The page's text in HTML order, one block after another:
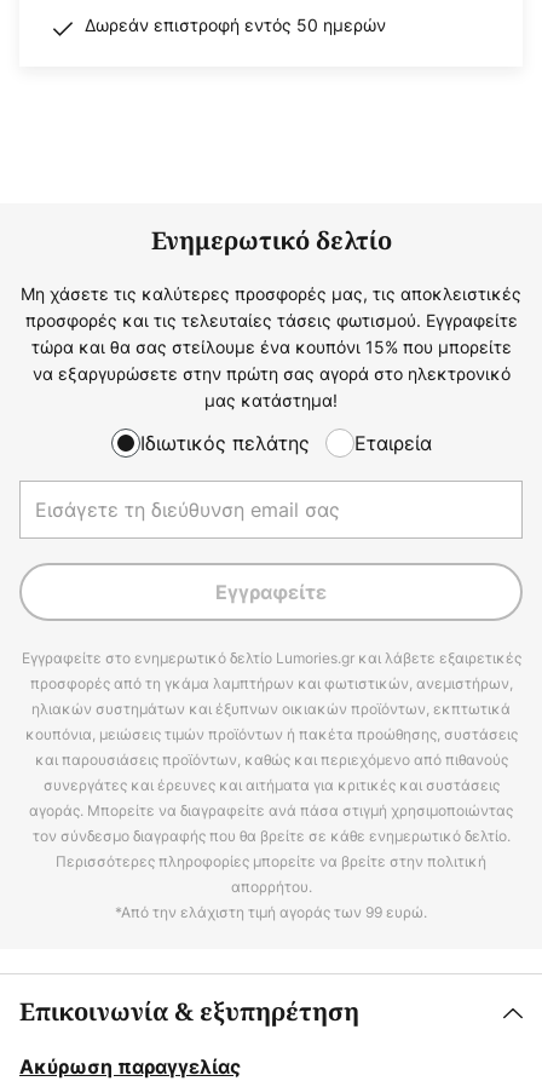
Δωρεάν επιστροφή εντός 50 ημερών
Ενημερωτικό δελτίο
Μη χάσετε τις καλύτερες προσφορές μας, τις αποκλειστικές
προσφορές και τις τελευταίες τάσεις φωτισμού. Εγγραφείτε
τώρα και θα σας στείλουμε ένα κουπόνι 15% που μπορείτε
να εξαργυρώσετε στην πρώτη σας αγορά στο ηλεκτρονικό
μας κατάστημα!
Ιδιωτικός πελάτης Εταιρεία
Εγγραφείτε
Εγγραφείτε στο ενημερωτικό δελτίο Lumories.gr και λάβετε εξαιρετικές
προσφορές από τη γκάμα λαμπτήρων και φωτιστικών, ανεμιστήρων,
ηλιακών συστημάτων και έξυπνων οικιακών προϊόντων, εκπτωτικά
κουπόνια, μειώσεις τιμών προϊόντων ή πακέτα προώθησης, συστάσεις
και παρουσιάσεις προϊόντων, καθώς και περιεχόμενο από πιθανούς
συνεργάτες και έρευνες και αιτήματα για κριτικές και συστάσεις
αγοράς. Μπορείτε να διαγραφείτε ανά πάσα στιγμή χρησιμοποιώντας
τον σύνδεσμο διαγραφής που θα βρείτε σε κάθε ενημερωτικό δελτίο.
Περισσότερες πληροφορίες μπορείτε να βρείτε στην πολιτική
απορρήτου.
*Από την ελάχιστη τιμή αγοράς των 99 ευρώ.
Επικοινωνία & εξυπηρέτηση
Ακύρωση παραγγελίας